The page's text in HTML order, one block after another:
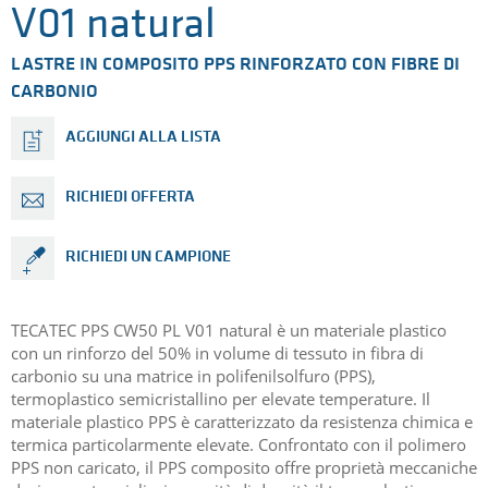
V01 natural
LASTRE IN COMPOSITO PPS RINFORZATO CON FIBRE DI
CARBONIO
AGGIUNGI ALLA LISTA
RICHIEDI OFFERTA
RICHIEDI UN CAMPIONE
TECATEC PPS CW50 PL V01 natural è un materiale plastico
con un rinforzo del 50% in volume di tessuto in fibra di
carbonio su una matrice in polifenilsolfuro (PPS),
termoplastico semicristallino per elevate temperature. Il
materiale plastico PPS è caratterizzato da resistenza chimica e
termica particolarmente elevate. Confrontato con il polimero
PPS non caricato, il PPS composito offre proprietà meccaniche